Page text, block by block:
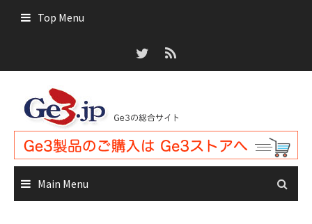
Top Menu
Main Menu